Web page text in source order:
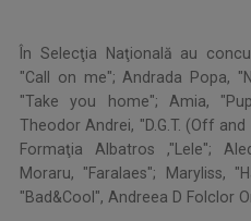
În Selecţia Naţională au
"Call on me"; Andrada Popa,
"Take you home"; Amia,
Theodor Andrei, "D.G.T. (Off
Formaţia Albatros ,"Lele";
Moraru, "Faralaes"​; Maryliss,
"Bad&Cool", Andreea D Folclor